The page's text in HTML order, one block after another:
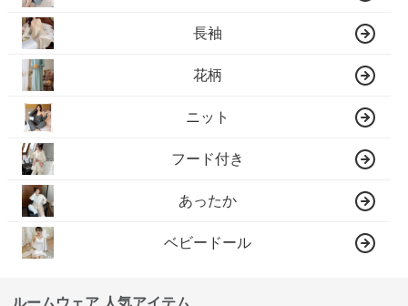
長袖
花柄
ニット
フード付き
あったか
ベビードール
ルームウェア 人気アイテム